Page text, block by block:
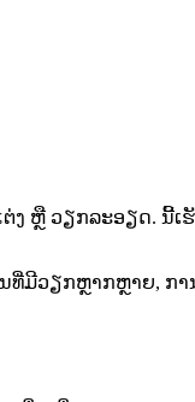
ງ ຫຼື ວຽກລະອຽດ. ນີ້
ທີ່ມີວຽກຫຼາກຫຼາຍ, ກ